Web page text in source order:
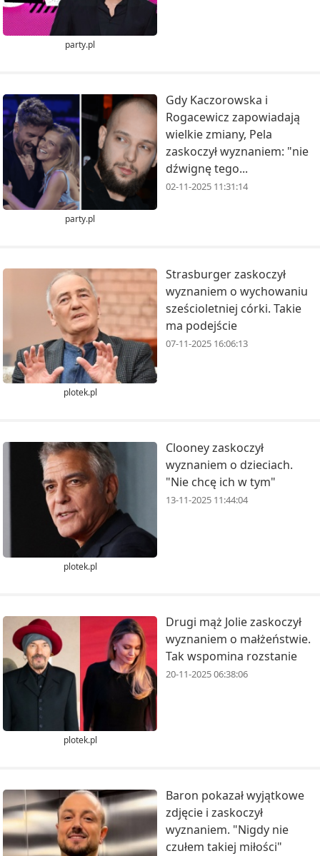
party.pl
party.pl
Gdy Kaczorowska i
Rogacewicz zapowiadają
wielkie zmiany, Pela
zaskoczył wyznaniem: "nie
dźwignę tego...
02-11-2025 11:31:14
plotek.pl
Strasburger zaskoczył
wyznaniem o wychowaniu
sześcioletniej córki. Takie
ma podejście
07-11-2025 16:06:13
plotek.pl
Clooney zaskoczył
wyznaniem o dzieciach.
"Nie chcę ich w tym"
13-11-2025 11:44:04
plotek.pl
Drugi mąż Jolie zaskoczył
wyznaniem o małżeństwie.
Tak wspomina rozstanie
20-11-2025 06:38:06
Baron pokazał wyjątkowe
zdjęcie i zaskoczył
wyznaniem. "Nigdy nie
czułem takiej miłości"